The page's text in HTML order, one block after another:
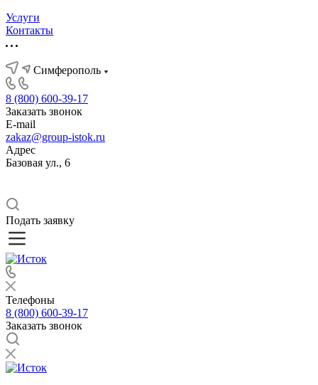
Услуги
Контакты
Симферополь
8 (800) 600-39-17
Заказать звонок
E-mail
zakaz@group-istok.ru
Адрес
Базовая ул., 6
Подать заявку
Телефоны
8 (800) 600-39-17
Заказать звонок